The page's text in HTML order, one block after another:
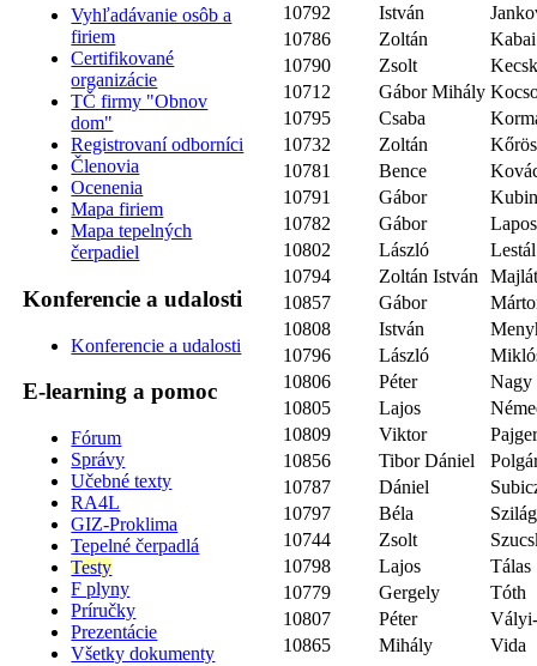
Vyhľadávanie osôb a
firiem
Certifikované
organizácie
TČ firmy "Obnov
dom"
Registrovaní odborníci
Členovia
Ocenenia
Mapa firiem
Mapa tepelných
čerpadiel
Konferencie a udalosti
Konferencie a udalosti
E-learning a pomoc
Fórum
Správy
Učebné texty
RA4L
GIZ-Proklima
Tepelné čerpadlá
Testy
F plyny
Príručky
Prezentácie
Všetky dokumenty
10792
István
10786
Zoltán
Kabai
10790
Zsolt
10712
Gábor Mihály
10795
Csaba
10732
Zoltán
Kőrös
10781
Bence
10791
Gábor
10782
Gábor
10802
László
Lestál
10794
Zoltán István
10857
Gábor
10808
István
10796
László
10806
Péter
Nagy
10805
Lajos
10809
Viktor
10856
Tibor Dániel
10787
Dániel
10797
Béla
10744
Zsolt
10798
Lajos
Tálas
10779
Gergely
Tóth
10807
Péter
10865
Mihály Vida